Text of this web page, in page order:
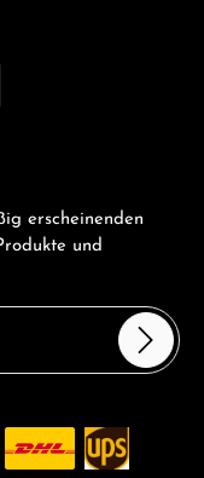
erscheinenden
und
zur Kenntnis
bin mit ihnen